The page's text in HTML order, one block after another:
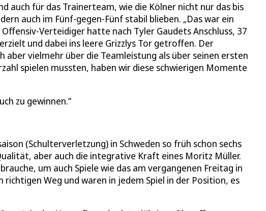
auch für das Trainerteam, wie die Kölner nicht nur das bis
auch im Fünf-gegen-Fünf stabil blieben. „Das war ein
Verteidiger hatte nach Tyler Gaudets Anschluss, 37
und dabei ins leere Grizzlys Tor getroffen. Der
aber vielmehr über die Teamleistung als über seinen ersten
spielen mussten, haben wir diese schwierigen Momente
zu gewinnen.
(Schulterverletzung) in Schweden so früh schon sechs
aber auch die integrative Kraft eines Moritz Müller.
um auch Spiele wie das am vergangenen Freitag in
Weg und waren in jedem Spiel in der Position, es